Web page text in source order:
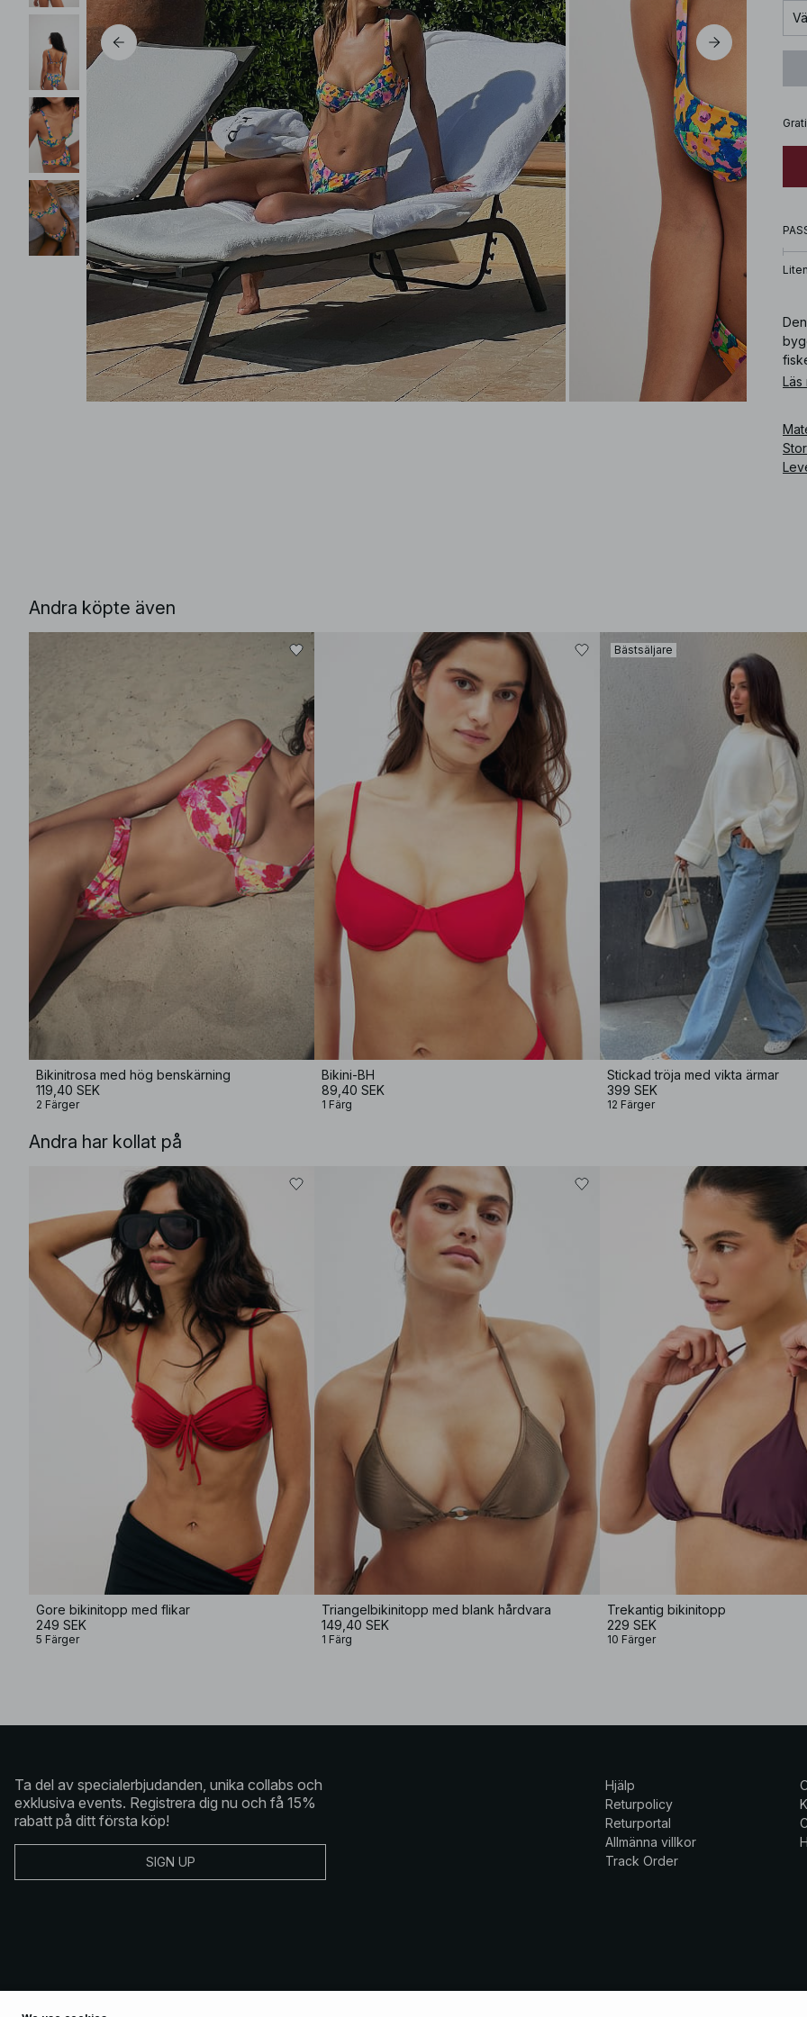
Liten
Läs
Andra köpte även
Bikinitrosa med hög benskärning
119,40 SEK
2 Färger
Bikini-BH
89,40 SEK
1 Färg
Bästsäljare
Stickad tröja med vikta ärmar
399 SEK
12 Färger
Andra har kollat på
Gore bikinitopp med flikar
249 SEK
5 Färger
Triangelbikinitopp med blank hårdvara
149,40 SEK
1 Färg
Trekantig bikinitopp
229 SEK
10 Färger
Ta del av specialerbjudanden, unika collabs och
exklusiva events. Registrera dig nu och få 15%
rabatt på ditt första köp!
SIGN UP
Hjälp
Returpolicy
Returportal
Allmänna villkor
Track Order